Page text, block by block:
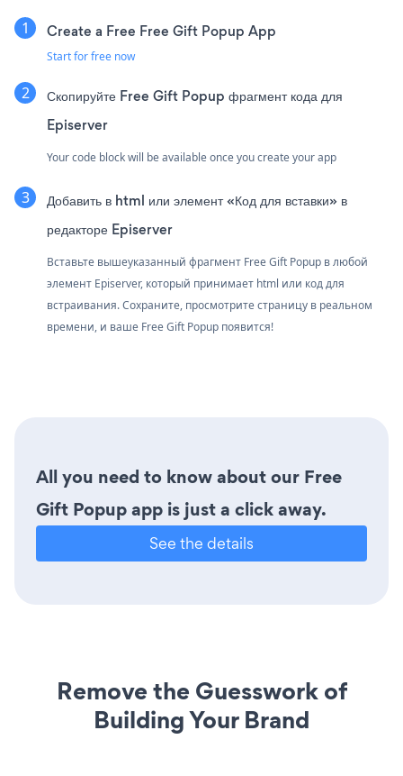
Create a Free Free Gift Popup App
Start for free now
Скопируйте Free Gift Popup фрагмент кода для
Episerver
Your code block will be available once you create your app
Добавить в html или элемент «Код для вставки» в
редакторе Episerver
Вставьте вышеуказанный фрагмент Free Gift Popup в любой
элемент Episerver, который принимает html или код для
встраивания. Сохраните, просмотрите страницу в реальном
времени, и ваше Free Gift Popup появится!
All you need to know about our Free
Gift Popup app is just a click away.
See the details
Remove the Guesswork of
Building Your Brand